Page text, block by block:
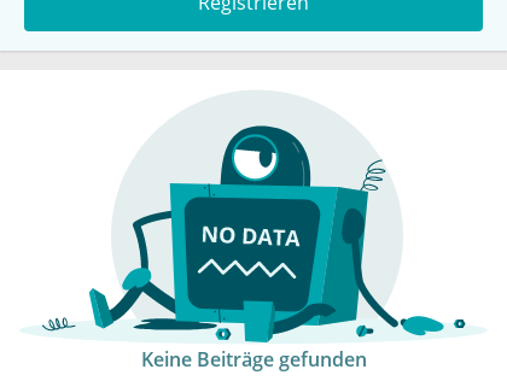
Keine Beiträge gefunden